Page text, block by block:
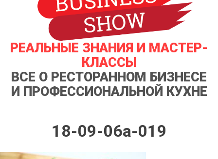
РЕАЛЬНЫЕ ЗНАНИЯ И МАСТЕР-
КЛАССЫ
ВСЕ О РЕСТОРАННОМ БИЗНЕСЕ
И ПРОФЕССИОНАЛЬНОЙ КУХНЕ
18-09-06a-019